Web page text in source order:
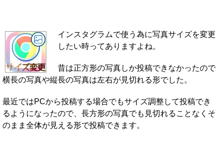
インスタグラムで使う為に写真サイズを変更
したい時ってありますよね。
昔は正方形の写真しか投稿できなかったので
横長の写真や縦長の写真は左右が見切れる形でした。
最近ではPCから投稿する場合でもサイズ調整して投稿でき
るようになったので、長方形の写真でも見切れることなくそ
のまま全体が見える形で投稿できます。